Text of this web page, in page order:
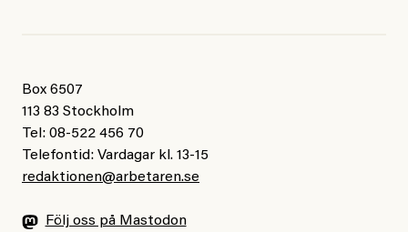
Box 6507
113 83 Stockholm
Tel: 08-522 456 70
Telefontid: Vardagar kl. 13-15
redaktionen@arbetaren.se
Följ oss på Mastodon